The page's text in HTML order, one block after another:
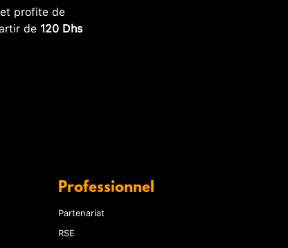
profite de
de 120 Dhs
Professionnel
Partenariat
RSE